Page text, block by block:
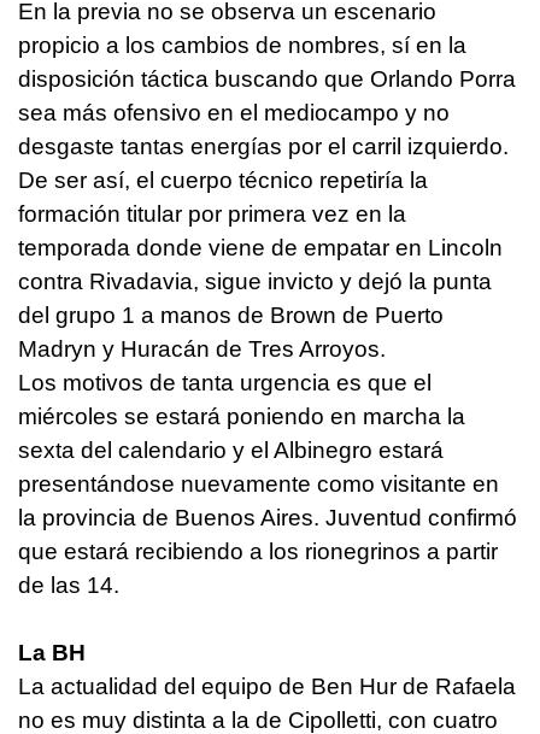
En la previa no se observa un escenario
propicio a los cambios de nombres, sí en la
disposición táctica buscando que Orlando Porra
sea más ofensivo en el mediocampo y no
desgaste tantas energías por el carril izquierdo.
De ser así, el cuerpo técnico repetiría la
formación titular por primera vez en la
temporada donde viene de empatar en Lincoln
contra Rivadavia, sigue invicto y dejó la punta
del grupo 1 a manos de Brown de Puerto
Madryn y Huracán de Tres Arroyos.
Los motivos de tanta urgencia es que el
miércoles se estará poniendo en marcha la
sexta del calendario y el Albinegro estará
presentándose nuevamente como visitante en
la provincia de Buenos Aires. Juventud confirmó
que estará recibiendo a los rionegrinos a partir
de las 14.
La BH
La actualidad del equipo de Ben Hur de Rafaela
no es muy distinta a la de Cipolletti, con cuatro